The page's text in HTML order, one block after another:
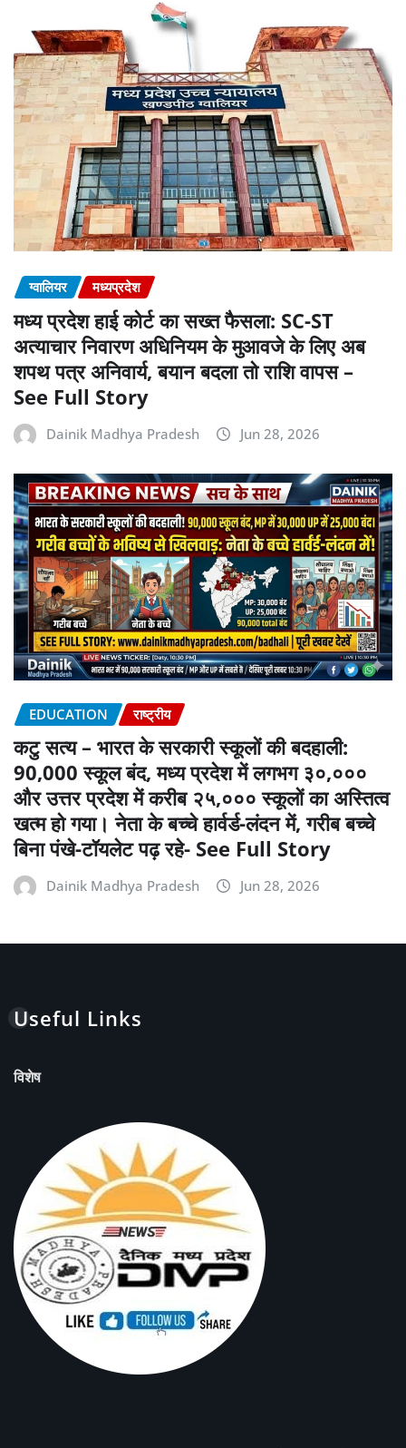
ग्वालियर मध्यप्रदेश
मध्य प्रदेश हाई कोर्ट का सख्त फैसला: SC-ST
अत्याचार निवारण अधिनियम के मुआवजे के लिए अब
शपथ पत्र अनिवार्य, बयान बदला तो राशि वापस –
See Full Story
Dainik Madhya Pradesh Jun 28, 2026
EDUCATION राष्ट्रीय
कटु सत्य – भारत के सरकारी स्कूलों की बदहाली:
90,000 स्कूल बंद, मध्य प्रदेश में लगभग ३०,०००
और उत्तर प्रदेश में करीब २५,००० स्कूलों का अस्तित्व
खत्म हो गया। नेता के बच्चे हार्वर्ड-लंदन में, गरीब बच्चे
बिना पंखे-टॉयलेट पढ़ रहे- See Full Story
Dainik Madhya Pradesh Jun 28, 2026
Useful Links
विशेष